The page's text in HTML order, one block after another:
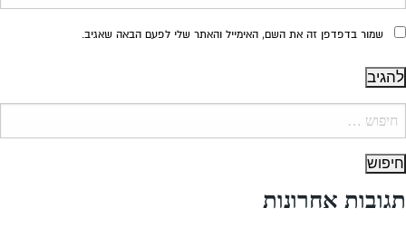
שמור בדפדפן זה את השם, האימייל והאתר שלי לפעם הבאה שאגיב.
תגובות אחרונות